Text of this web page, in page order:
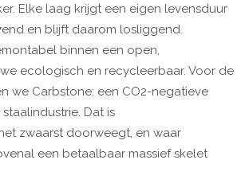
Elke laag krijgt een eigen levensduur
en blijft daarom losliggend.
binnen een open,
ecologisch en recycleerbaar. Voor de
we Carbstone: een CO2-negatieve
Dat is
zwaarst doorweegt, en waar
een betaalbaar massief skelet